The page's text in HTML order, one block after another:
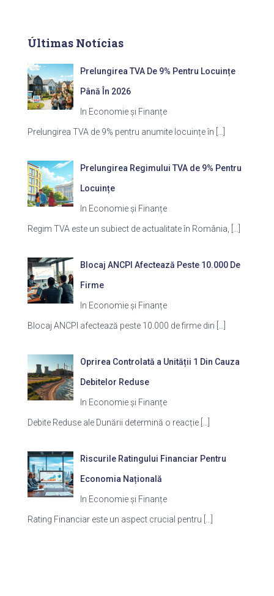
Últimas Notícias
Prelungirea TVA De 9% Pentru Locuințe
Până În 2026
In Economie și Finanțe
Prelungirea TVA de 9% pentru anumite locuințe în
Prelungirea Regimului TVA de 9% Pentru
Locuințe
In Economie și Finanțe
Regim TVA este un subiect de actualitate în România,
Blocaj ANCPI Afectează Peste 10.000 De
Firme
In Economie și Finanțe
Blocaj ANCPI afectează peste 10.000 de firme din
Oprirea Controlată a Unității 1 Din Cauza
Debitelor Reduse
In Economie și Finanțe
Debite Reduse ale Dunării determină o reacție
Riscurile Ratingului Financiar Pentru
Economia Națională
In Economie și Finanțe
Rating Financiar este un aspect crucial pentru